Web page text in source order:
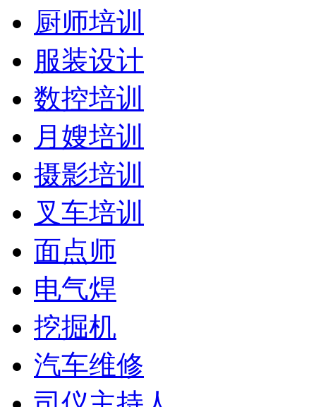
厨师培训
服装设计
数控培训
月嫂培训
摄影培训
叉车培训
面点师
电气焊
挖掘机
汽车维修